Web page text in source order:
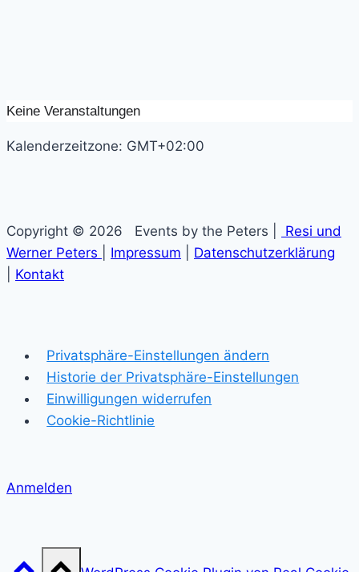
Keine Veranstaltungen
Kalenderzeitzone: GMT+02:00
Copyright © 2026 Events by the Peters |
Resi und
Werner Peters
Impressum
Datenschutzerklärung
Kontakt
Privatsphäre-Einstellungen ändern
Historie der Privatsphäre-Einstellungen
Einwilligungen widerrufen
Cookie-Richtlinie
Anmelden